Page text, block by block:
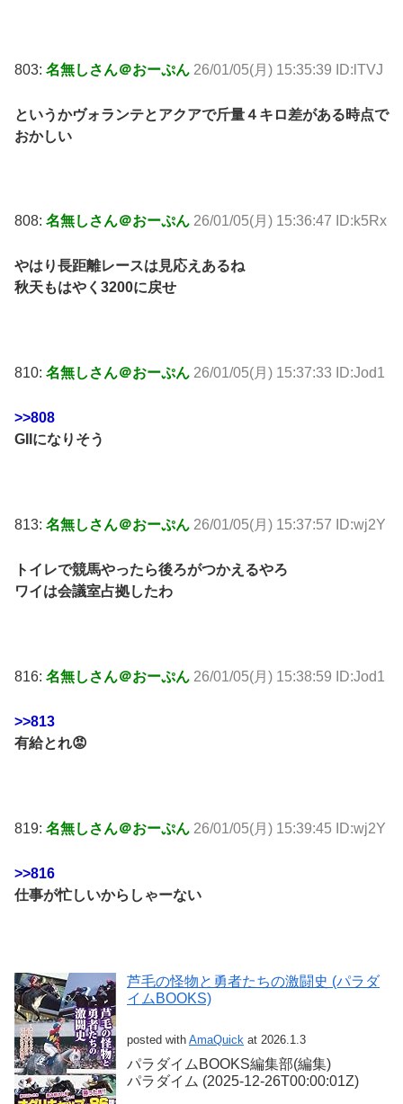
803: 名無しさん＠おーぷん 26/01/05(月) 15:35:39 ID:lTVJ
というかヴォランテとアクアで斤量４キロ差がある時点で
おかしい
808: 名無しさん＠おーぷん 26/01/05(月) 15:36:47 ID:k5Rx
やはり長距離レースは見応えあるね
秋天もはやく3200に戻せ
810: 名無しさん＠おーぷん 26/01/05(月) 15:37:33 ID:Jod1
>>808
GIIになりそう
813: 名無しさん＠おーぷん 26/01/05(月) 15:37:57 ID:wj2Y
トイレで競馬やったら後ろがつかえるやろ
ワイは会議室占拠したわ
816: 名無しさん＠おーぷん 26/01/05(月) 15:38:59 ID:Jod1
>>813
有給とれ😡
819: 名無しさん＠おーぷん 26/01/05(月) 15:39:45 ID:wj2Y
>>816
仕事が忙しいからしゃーない
芦毛の怪物と勇者たちの激闘史 (パラダ
イムBOOKS)
posted with AmaQuick at 2026.1.3
パラダイムBOOKS編集部(編集)
パラダイム (2025-12-26T00:00:01Z)